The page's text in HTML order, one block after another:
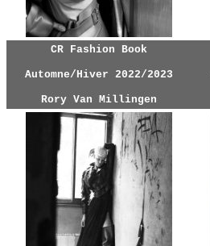
CR Fashion Book
Automne/Hiver 2022/2023
Rory Van Millingen